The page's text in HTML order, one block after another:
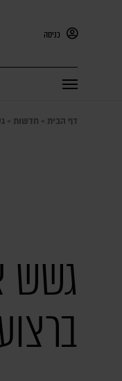
כניסה
דף הבית » חדשות »
גשש